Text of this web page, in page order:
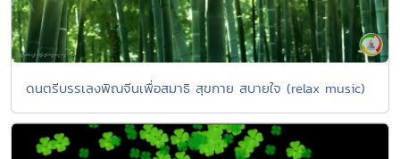
ดนตรีบรรเลงพิณจีนเพื่อสมาธิ สุขกาย สบายใจ (relax music)